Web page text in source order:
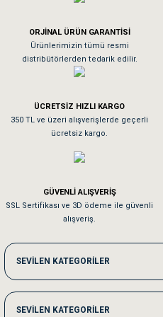
Köpeğim bayıldı hediyeler için
As**** Tu******
Tavşanım kafesinin kalitesine ve
Sa**** On******
Kedilerim beğeniyorlar. Memnunuz.
Me***** Ya******
Akşam verdiğim sipariş bir sonraki
ORJİNAL ÜRÜN GARANTİSİ
Ürünlerimizin tümü resmi
distribütörlerden tedarik edilir.
ÜCRETSİZ HIZLI KARGO
350 TL ve üzeri alışverişlerde geçerli
ücretsiz kargo.
GÜVENLİ ALIŞVERİŞ
SSL Sertifikası ve 3D ödeme ile güvenli
alışveriş.
SEVİLEN KATEGORİLER
SEVİLEN KATEGORİLER